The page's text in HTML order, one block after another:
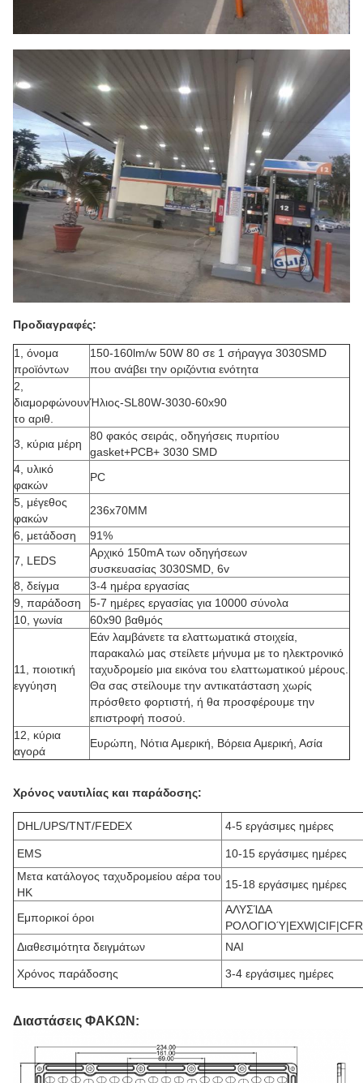
Προδιαγραφές:
1, όνομα
προϊόντων
150-160lm/w 50W 80 σε 1 σήραγγα 3030SMD
που ανάβει την οριζόντια ενότητα
2,
διαμορφώνουν
το αριθ.
Ήλιος-SL80W-3030-60x90
3, κύρια μέρη
80 φακός σειράς, οδηγήσεις πυριτίου
gasket+PCB+ 3030 SMD
4, υλικό
φακών
PC
5, μέγεθος
φακών
236x70MM
6, μετάδοση
91%
7, LEDS
Αρχικό 150mA των οδηγήσεων
συσκευασίας 3030SMD, 6v
8, δείγμα
3-4 ημέρα εργασίας
9, παράδοση
5-7 ημέρες εργασίας για 10000 σύνολα
10, γωνία
60x90 βαθμός
11, ποιοτική
εγγύηση
Εάν λαμβάνετε τα ελαττωματικά στοιχεία,
παρακαλώ μας στείλετε μήνυμα με το ηλεκτρονικό
ταχυδρομείο μια εικόνα του ελαττωματικού μέρους.
Θα σας στείλουμε την αντικατάσταση χωρίς
πρόσθετο φορτιστή, ή θα προσφέρουμε την
επιστροφή ποσού.
12, κύρια
αγορά
Ευρώπη, Νότια Αμερική, Βόρεια Αμερική, Ασία
Χρόνος ναυτιλίας και παράδοσης:
DHL/UPS/TNT/FEDEX 4-5 εργάσιμες ημέρες
EMS
10-15 εργάσιμες ημέρες
Μετα κατάλογος ταχυδρομείου αέρα του
HK
15-18 εργάσιμες ημέρες
Εμπορικοί όροι
ΑΛΥΣΊΔΑ
ΡΟΛΟΓΙΟΎ|EXW|CIF|CFR
Διαθεσιμότητα δειγμάτων
ΝΑΙ
Χρόνος παράδοσης 3-4 εργάσιμες ημέρες
Διαστάσεις ΦΑΚΩΝ: